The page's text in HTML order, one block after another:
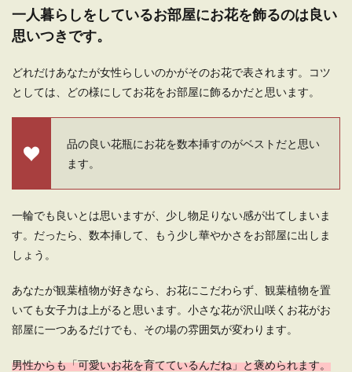
一人暮らしをしているお部屋にお花を飾るのは良い
思いつきです。
どれだけあなたが女性らしいのかがそのお花で表されます。コツ
としては、どの様にしてお花をお部屋に飾るかだと思います。
品の良い花瓶にお花を数本挿すのがベストだと思い
ます。
一輪でも良いとは思いますが、少し物足りない感が出てしまいま
す。だったら、数本挿して、もう少し華やかさをお部屋に出しま
しょう。
あなたが観葉植物が好きなら、お花にこだわらず、観葉植物を置
いても女子力は上がると思います。小さな花が沢山咲くお花がお
部屋に一つあるだけでも、その場の雰囲気が変わります。
男性からも「可愛いお花を育てているんだね」と褒められます。